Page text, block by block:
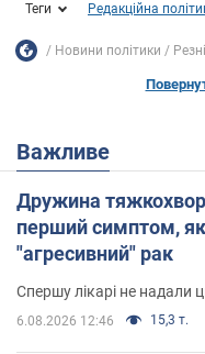
Теги Редакційна
Новини політики
Важливе
Дружина
перший симптом,
"агресивний" рак
Спершу лікарі не надали
6.08.2026 12:46 15,3 т.